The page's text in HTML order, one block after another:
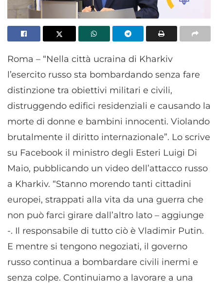
Roma – “Nella città ucraina di Kharkiv
l’esercito russo sta bombardando senza fare
distinzione tra obiettivi militari e civili,
distruggendo edifici residenziali e causando la
morte di donne e bambini innocenti. Violando
brutalmente il diritto internazionale”. Lo scrive
su Facebook il ministro degli Esteri Luigi Di
Maio, pubblicando un video dell’attacco russo
a Kharkiv. “Stanno morendo tanti cittadini
europei, strappati alla vita da una guerra che
non può farci girare dall’altro lato – aggiunge
-. Il responsabile di tutto ciò è Vladimir Putin.
E mentre si tengono negoziati, il governo
russo continua a bombardare civili inermi e
senza colpe. Continuiamo a lavorare a una